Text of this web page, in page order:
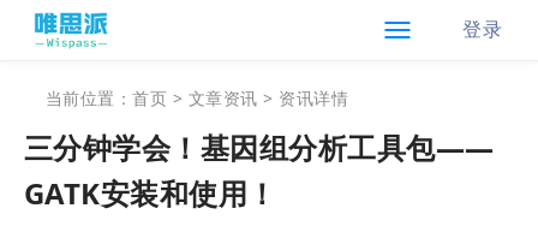
登录
当前位置：首页 > 文章资讯 > 资讯详情
三分钟学会！基因组分析工具包——
GATK安装和使用！